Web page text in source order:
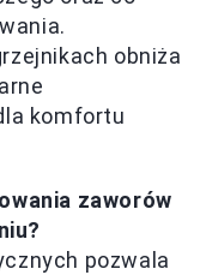
obniża
komfortu
zaworów
pozwala